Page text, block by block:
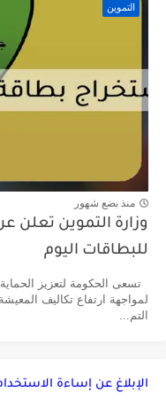
التموين
منذ بضع شهور
للبطاقات اليوم
تسعى الحكومة لتعزيز الحماية
لمواجهة ارتفاع تكاليف
التم...
الإبلاغ عن إساءة